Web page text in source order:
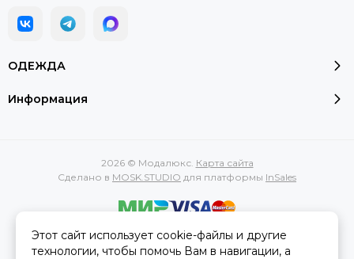
ОДЕЖДА
Информация
2026 © Модалюкс. Карта сайта
Сделано в MOSK.STUDIO для платформы InSales
Вся представленная на сайте информация, касающаяся
характеристик, стоимости товаров и услуг, носит
Этот сайт использует cookie-файлы и другие
технологии, чтобы помочь Вам в навигации, а